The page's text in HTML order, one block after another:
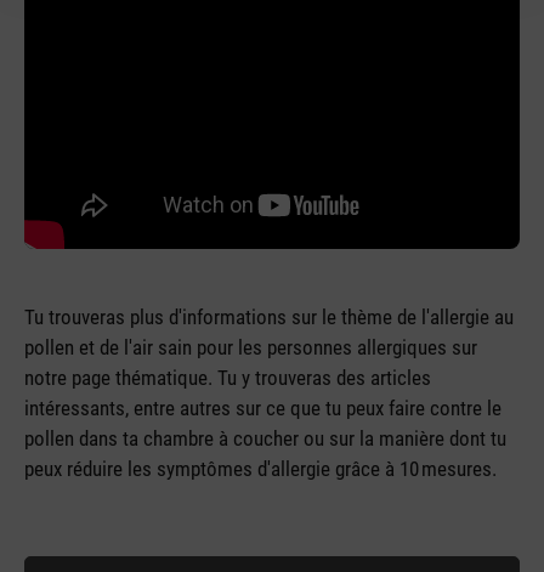
Tu trouveras plus d'informations sur le thème de l'allergie au
pollen et de l'air sain pour les personnes allergiques sur
notre page thématique. Tu y trouveras des articles
intéressants, entre autres sur ce que tu peux faire contre le
pollen dans ta chambre à coucher ou sur la manière dont tu
peux réduire les symptômes d'allergie grâce à 10 mesures.